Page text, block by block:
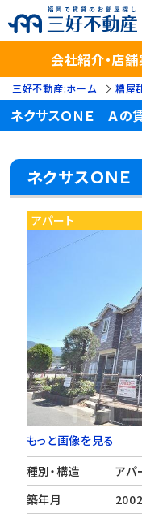
会社紹介・店舗
三好不動産:ホーム 糟屋
ネクサスＯＮＥ Ａの
ネクサスＯＮ
アパート
もっと画像を見る
種別・構造
アパ
築年月